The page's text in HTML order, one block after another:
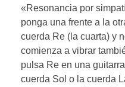
«Resonancia por
ponga una frente a la
cuerda Re (la cuarta) y
comienza a vibrar
pulsa Re en una
cuerda Sol o la cuerda